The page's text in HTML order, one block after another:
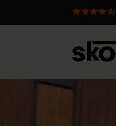
met 5 werkdagen klaar